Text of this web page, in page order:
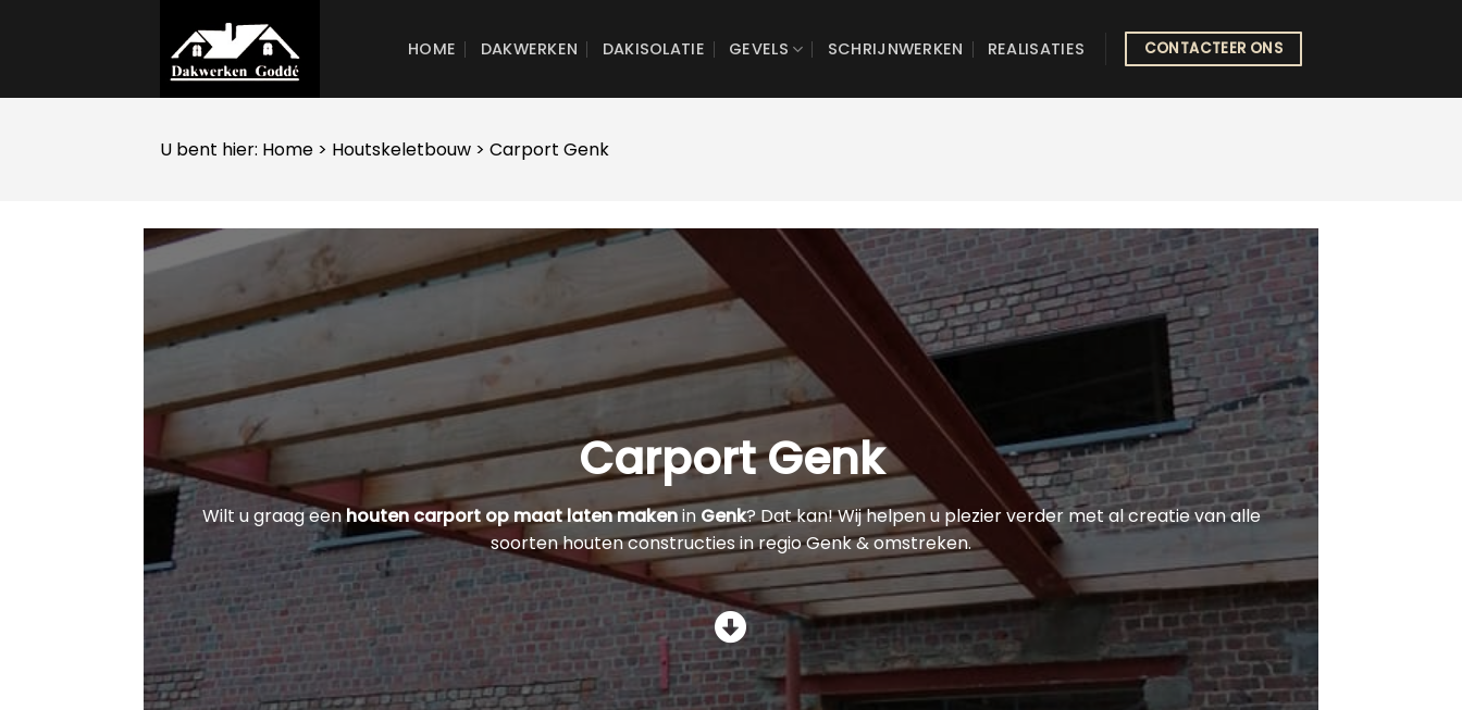
HOME DAKWERKEN DAKISOLATIE GEVELS SCHRIJNWERKEN REALISATIES CONTACTEER ONS
U bent hier: Home > Houtskeletbouw > Carport Genk
Carport Genk
Wilt u graag eenhouten carport op maat laten makenin Genk? Dat kan! Wij helpen u plezier verder met al creatie van alle
soorten houten constructies in regio Genk & omstreken.